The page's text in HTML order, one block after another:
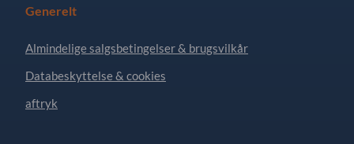
Generelt
Almindelige salgsbetingelser & brugsvilkår
Databeskyttelse & cookies
aftryk